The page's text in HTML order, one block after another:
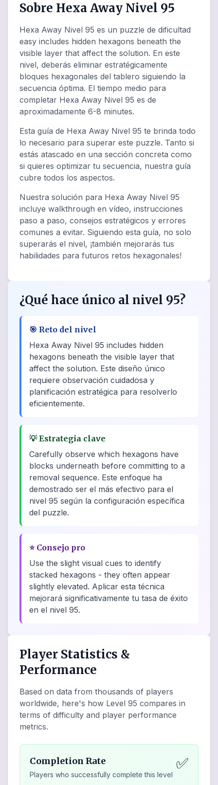
Sobre Hexa Away Nivel 95
Hexa Away Nivel 95 es un puzzle de dificultad
easy includes hidden hexagons beneath the
visible layer that affect the solution. En este
nivel, deberás eliminar estratégicamente
bloques hexagonales del tablero siguiendo la
secuencia óptima. El tiempo medio para
completar Hexa Away Nivel 95 es de
aproximadamente 6-8 minutes.
Esta guía de Hexa Away Nivel 95 te brinda todo
lo necesario para superar este puzzle. Tanto si
estás atascado en una sección concreta como
si quieres optimizar tu secuencia, nuestra guía
cubre todos los aspectos.
Nuestra solución para Hexa Away Nivel 95
incluye walkthrough en vídeo, instrucciones
paso a paso, consejos estratégicos y errores
comunes a evitar. Siguiendo esta guía, no solo
superarás el nivel, ¡también mejorarás tus
habilidades para futuros retos hexagonales!
¿Qué hace único al nivel 95?
🎯 Reto del nivel
Hexa Away Nivel 95 includes hidden
hexagons beneath the visible layer that
affect the solution. Este diseño único
requiere observación cuidadosa y
planificación estratégica para resolverlo
eficientemente.
💡Estrategia clave
Carefully observe which hexagons have
blocks underneath before committing to a
removal sequence. Este enfoque ha
demostrado ser el más efectivo para el
nivel 95 según la configuración específica
del puzzle.
⭐ Consejo pro
Use the slight visual cues to identify
stacked hexagons - they often appear
slightly elevated. Aplicar esta técnica
mejorará significativamente tu tasa de éxito
en el nivel 95.
Player Statistics &
Performance
Based on data from thousands of players
worldwide, here's how Level 95 compares in
terms of difficulty and player performance
metrics.
Completion Rate
Players who successfully complete this level
✅